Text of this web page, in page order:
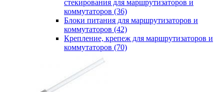
стекирования для маршрутизаторов и
коммутаторов (36)
Блоки питания для маршрутизаторов и
коммутаторов (42)
Крепление, крепеж для маршрутизаторов и
коммутаторов (70)